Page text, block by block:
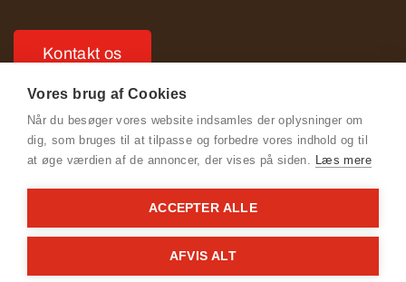
Kontakt os
Cookie- og privatlivspolitik for ROSE POULTRY
Vores brug af Cookies
Når du besøger vores website indsamles der oplysninger om
dig, som bruges til at tilpasse og forbedre vores indhold og til
at øge værdien af de annoncer, der vises på siden. Læs mere
ACCEPTER ALLE
AFVIS ALT